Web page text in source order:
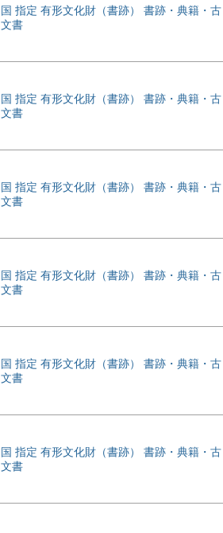
国 指定 有形文化財（書跡） 書跡・典籍・古
文書
国 指定 有形文化財（書跡） 書跡・典籍・古
文書
国 指定 有形文化財（書跡） 書跡・典籍・古
文書
国 指定 有形文化財（書跡） 書跡・典籍・古
文書
国 指定 有形文化財（書跡） 書跡・典籍・古
文書
国 指定 有形文化財（書跡） 書跡・典籍・古
文書